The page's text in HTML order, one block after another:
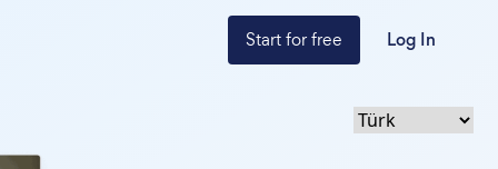
Start for free Log In